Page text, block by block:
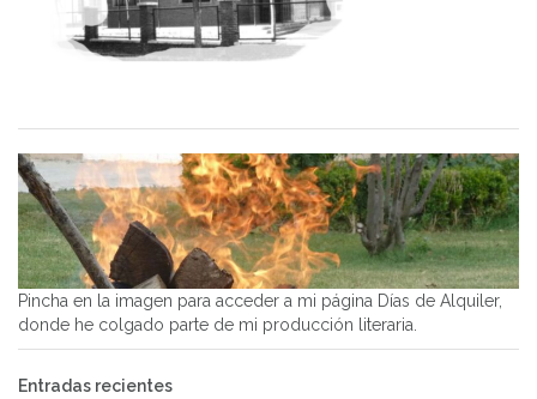
Pincha en la imagen para acceder a mi página Días de Alquiler,
donde he colgado parte de mi producción literaria.
Entradas recientes